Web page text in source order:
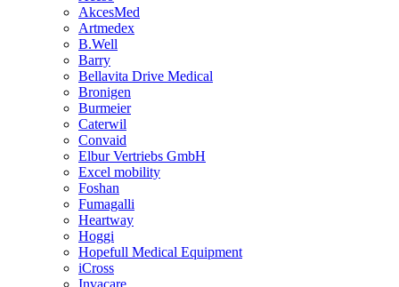
AkcesMed
Artmedex
B.Well
Barry
Bellavita Drive Medical
Bronigen
Burmeier
Caterwil
Convaid
Elbur Vertriebs GmbH
Excel mobility
Foshan
Fumagalli
Heartway
Hoggi
Hopefull Medical Equipment
iCross
Invacare